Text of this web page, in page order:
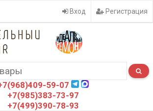
Вход Регистрация
59-07
+7(985)383-73-97
+7(499)390-78-93